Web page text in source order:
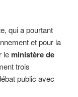
qui a pourtant
et pour la
le ministère de
trois
public avec